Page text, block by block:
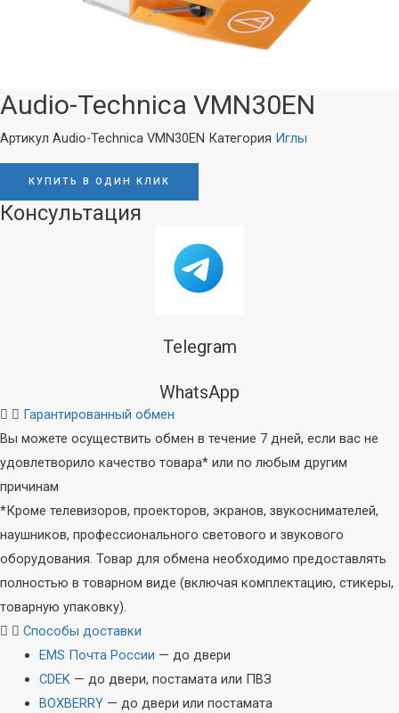
Audio-Technica VMN30EN
Артикул Audio-Technica VMN30EN Категория Иглы
КУПИТЬ В ОДИН КЛИК
Консультация
Telegram
WhatsApp
Гарантированный обмен
Вы можете осуществить обмен в течение 7 дней, если вас не
удовлетворило качество товара* или по любым другим
причинам
*Кроме телевизоров, проекторов, экранов, звукоснимателей,
наушников, профессионального светового и звукового
оборудования. Товар для обмена необходимо предоставлять
полностью в товарном виде (включая комплектацию, стикеры,
товарную упаковку).
Способы доставки
EMS Почта России — до двери
CDEK— до двери, постамата или ПВЗ
BOXBERRY— до двери или постамата